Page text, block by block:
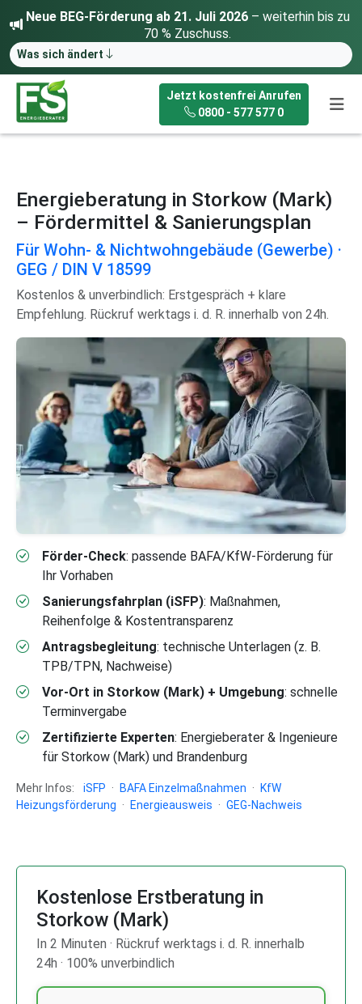
Neue BEG-Förderung ab 21. Juli 2026– weiterhin bis zu
70 % Zuschuss.
Was sich ändert
Jetzt kostenfrei Anrufen
0800 - 577 577 0
Energieberatung in Storkow (Mark)
– Fördermittel & Sanierungsplan
Für Wohn- & Nichtwohngebäude (Gewerbe) ·
GEG / DIN V 18599
Kostenlos & unverbindlich: Erstgespräch + klare
Empfehlung. Rückruf werktags i. d. R. innerhalb von 24h.
Förder-Check: passende BAFA/KfW-Förderung für
Ihr Vorhaben
Sanierungsfahrplan (iSFP): Maßnahmen,
Reihenfolge & Kostentransparenz
Antragsbegleitung: technische Unterlagen (z. B.
TPB/TPN, Nachweise)
Vor-Ort in Storkow (Mark) + Umgebung: schnelle
Terminvergabe
Zertifizierte Experten: Energieberater & Ingenieure
für Storkow (Mark) und Brandenburg
Mehr Infos: iSFP · BAFA Einzelmaßnahmen ·
KfW
Heizungsförderung · Energieausweis · GEG-Nachweis
Kostenlose Erstberatung in
Storkow (Mark)
In 2 Minuten · Rückruf werktags i. d. R. innerhalb
24h · 100% unverbindlich